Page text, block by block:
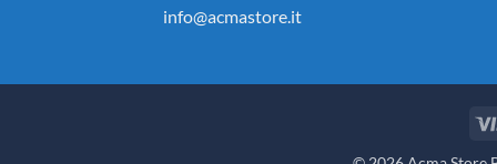
info@acmastore.it